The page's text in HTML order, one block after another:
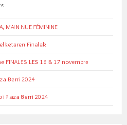
MAIN NUE FÉMININE
Finalak
FINALES LES 16 & 17 novembre
Berri 2024
Plaza Berri 2024